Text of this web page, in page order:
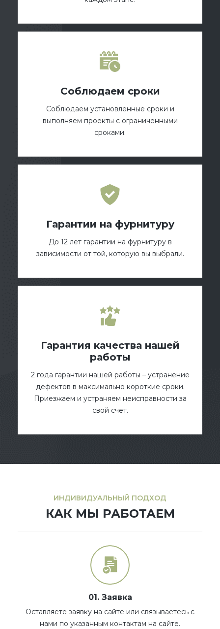
Соблюдаем сроки
Соблюдаем установленные сроки и
выполняем проекты с ограниченными
сроками.
Гарантии на фурнитуру
До 12 лет гарантии на фурнитуру в
зависимости от той, которую вы выбрали.
Гарантия качества нашей
работы
2 года гарантии нашей работы – устранение
дефектов в максимально короткие сроки.
Приезжаем и устраняем неисправности за
свой счет.
ИНДИВИДУАЛЬНЫЙ ПОДХОД
КАК МЫ РАБОТАЕМ
01. Заявка
Оставляете заявку на сайте или связываетесь с
нами по указанным контактам на сайте.